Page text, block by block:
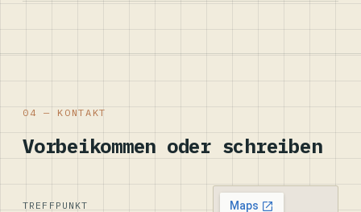
04 — KONTAKT
Vorbeikommen oder schreiben
TREFFPUNKT